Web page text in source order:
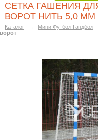
СЕТКА ГАШЕНИЯ
ВОРОТ НИТЬ 5,0 ММ
Каталог → Мини Футбол Гандбол
ворот